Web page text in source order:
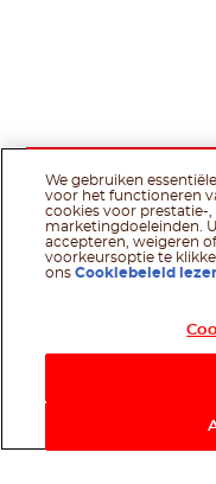
We gebruiken
voor het functioneren
cookies voor prestatie-
marketingdoeleinden.
accepteren, weigeren
voorkeursoptie te
onsCookiebeleid